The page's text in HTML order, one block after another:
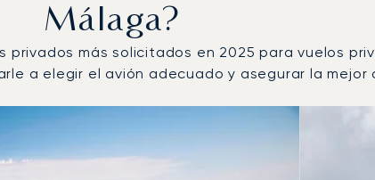
Málaga?
privados más solicitados en 2025 para vuelos
a elegir el avión adecuado y asegurar la mejor
de vuelo en 2025